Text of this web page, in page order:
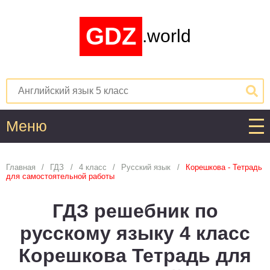
GDZ .world
Меню
1
2 3 4 5
Английский язык
2 3 4 5 6 7 8 9 10
11
Астрономия
Главная ГДЗ 4 класс Русский язык
Корешкова - Тетрадь
для самостоятельной работы
ГДЗ решебник по
русскому языку 4 класс
Корешкова Тетрадь для